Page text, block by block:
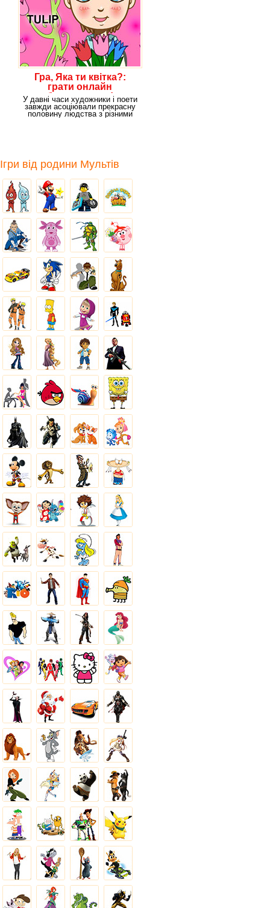
Гра, Яка ти квітка?:
грати онлайн
безкоштовно!
У давні часи художники і поети
завжди асоціювали прекрасну
половину людства з різними
Ігри від родини Мультів